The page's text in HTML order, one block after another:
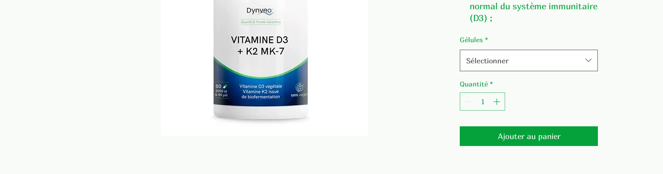
normal du système immunitaire
(D3) ;
ossature normale (D3, K2) ;
Contribuer à l'absorption
normale du calcium et du
Participer au maintien d'une
dentition normale (D3) ;
Aider au maintien d'une
fonction musculaire normale
Aider au fonctionnement
Gélules *
Sélectionner
Quantité *
Ajouter au panier